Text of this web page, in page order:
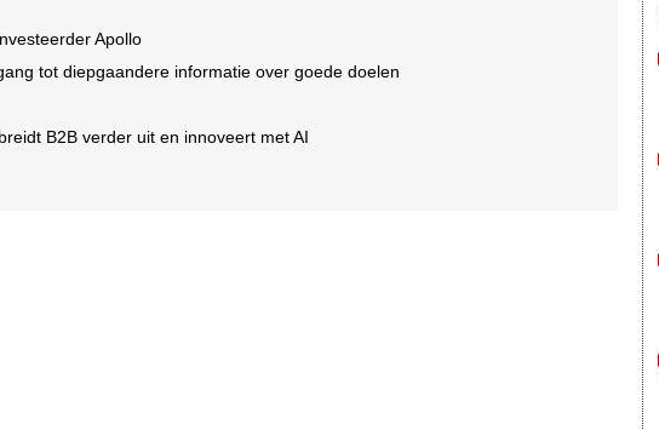
Apollo
tot diepgaandere informatie over goede doelen
B2B verder uit en innoveert met AI